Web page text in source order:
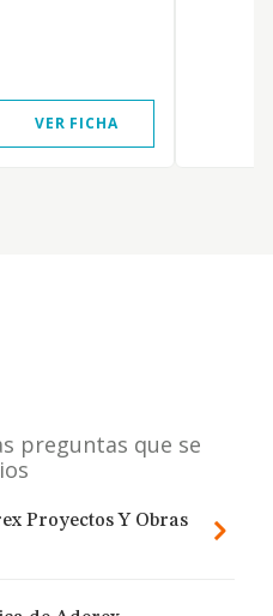
VER FICHA
preguntas que se
Proyectos Y Obras